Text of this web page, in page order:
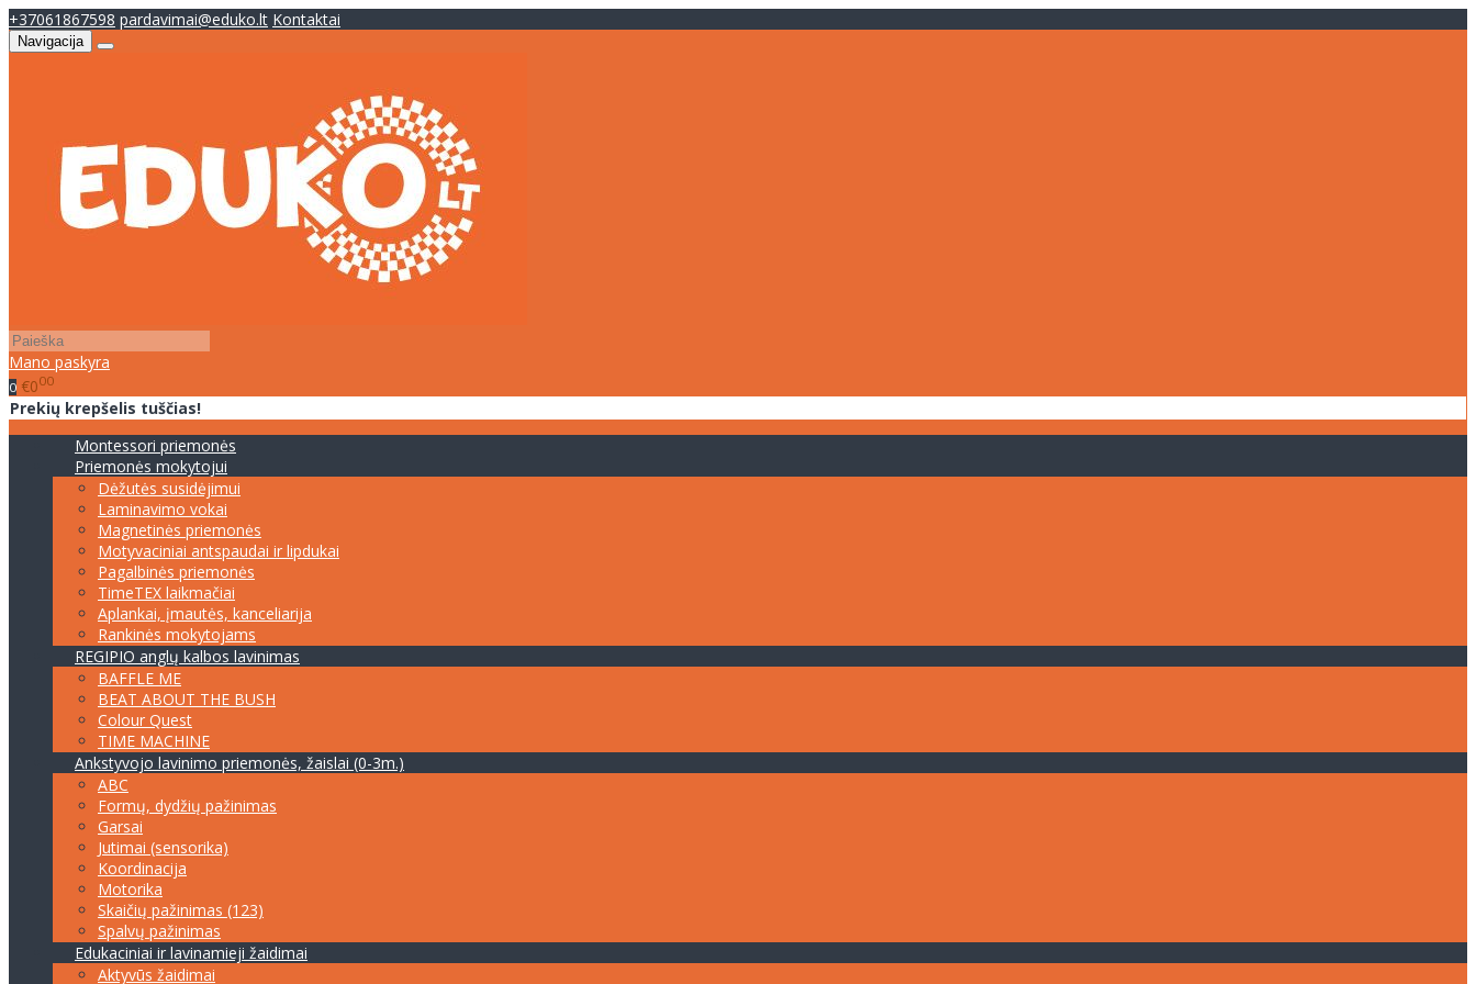
+37061867598 pardavimai@eduko.lt Kontaktai
Navigacija
Mano paskyra
0 €000
Prekių krepšelis tuščias!
Montessori priemonės
Priemonės mokytojui
Dėžutės susidėjimui
Laminavimo vokai
Magnetinės priemonės
Motyvaciniai antspaudai ir lipdukai
Pagalbinės priemonės
TimeTEX laikmačiai
Aplankai, įmautės, kanceliarija
Rankinės mokytojams
REGIPIO anglų kalbos lavinimas
BAFFLE ME
BEAT ABOUT THE BUSH
Colour Quest
TIME MACHINE
Ankstyvojo lavinimo priemonės, žaislai (0-3m.)
ABC
Formų, dydžių pažinimas
Garsai
Jutimai (sensorika)
Koordinacija
Motorika
Skaičių pažinimas (123)
Spalvų pažinimas
Edukaciniai ir lavinamieji žaidimai
Aktyvūs žaidimai